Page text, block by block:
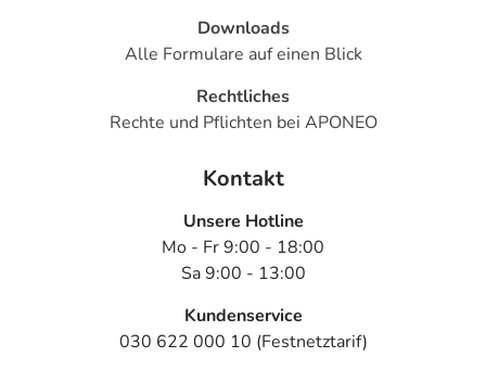
Downloads
Alle Formulare auf einen Blick
Rechtliches
Rechte und Pflichten bei APONEO
Kontakt
Unsere Hotline
Mo - Fr 9:00 - 18:00
Sa 9:00 - 13:00
Kundenservice
030 622 000 10 (Festnetztarif)